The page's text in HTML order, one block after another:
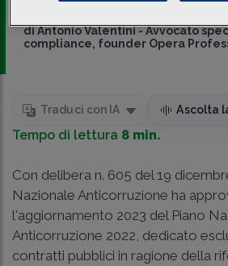
Consulente AML/231
diAntonio Valentini-Avvocato
compliance, founder Opera
Traduci con IA Ascolta
Tempo di lettura 8 min.
Con delibera n. 605 del 19
Nazionale Anticorruzione ha
l'aggiornamento 2023 del Piano
Anticorruzione 2022, dedicato
contratti pubblici in ragione della